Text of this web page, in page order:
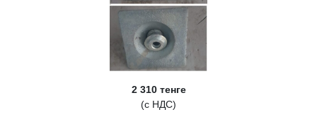
2 310 тенге
(с НДС)